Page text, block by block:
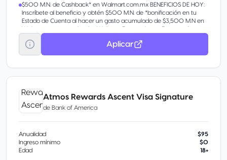
$500 M.N. de Cashback* en Walmart.com.mx BENEFICIOS DE HOY:
Inscríbete al beneficio y obtén $500 M.N. de *bonificación en tu
Estado de Cuenta al hacer un gasto acumulado de $3,500 M.N en
Walmart.com.mx y tiendas Walmart Express, hasta 3 veces durante
la vigencia del beneficio.
Cada vez que pagues con tu Tarjeta acumularás Puntos
Membership Rewards® en automático que podrás intercambiar por
Comprar en línea, obtener Certificados de Regalo, y más.
10% de Descuento en PriceTravel. Adicional sobre cualquier
seguros de viaje en el sitio exclusivo de La Tarjeta.
Aplicar
Atmos Rewards Ascent Visa Signature
de Bank of America
Anualidad
$95
Ingreso mínimo
$0
Edad
18+